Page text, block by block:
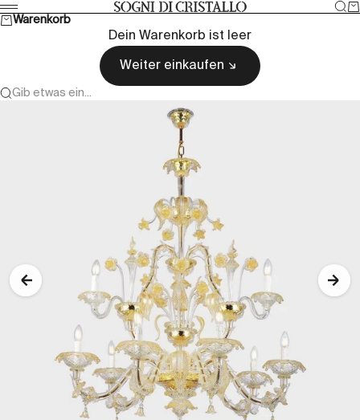
Zum Inhalt springenSogni di cristallo
Menü
Warenkorb
Dein Warenkorb ist leer
Weiter einkaufen
Gib etwas ein...